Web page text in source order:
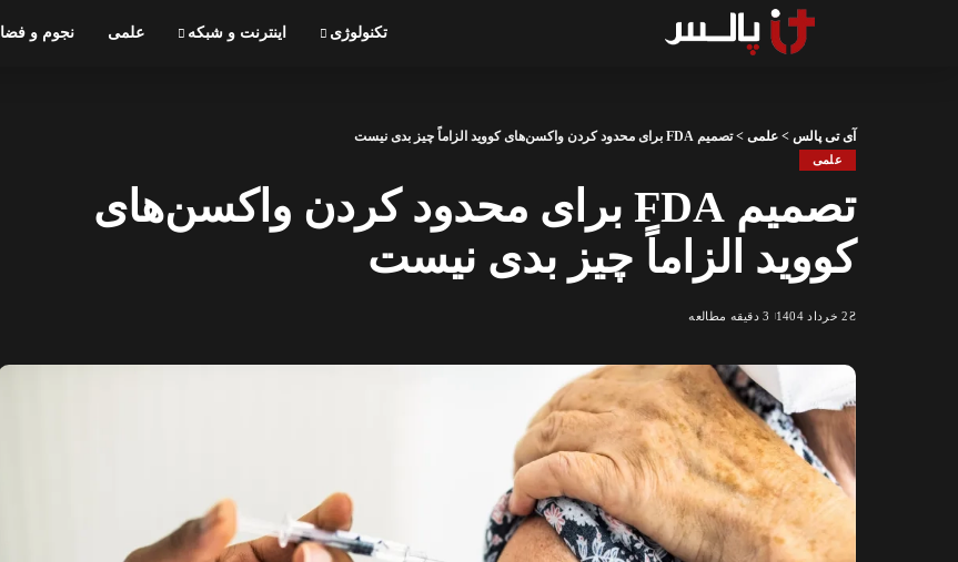
تکنولوژی اینترنت و شبکه علمی نجوم و فضا
آی تی پالس > علمی >تصمیم FDA برای محدود کردن واکسن‌های کووید الزاماً چیز بدی نیست
علمی
تصمیم FDA برای محدود کردن واکسن‌های
کووید الزاماً چیز بدی نیست
2 خرداد 1404 3 دقیقه مطالعه